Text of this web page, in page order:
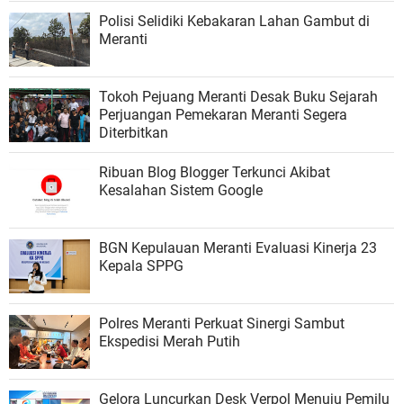
Polisi Selidiki Kebakaran Lahan Gambut di
Meranti
Tokoh Pejuang Meranti Desak Buku Sejarah
Perjuangan Pemekaran Meranti Segera
Diterbitkan
Ribuan Blog Blogger Terkunci Akibat
Kesalahan Sistem Google
BGN Kepulauan Meranti Evaluasi Kinerja 23
Kepala SPPG
Polres Meranti Perkuat Sinergi Sambut
Ekspedisi Merah Putih
Gelora Luncurkan Desk Verpol Menuju Pemilu